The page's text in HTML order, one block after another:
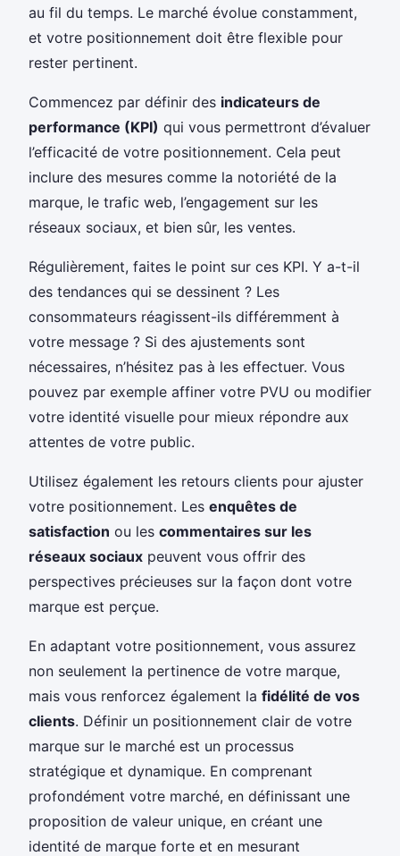
au fil du temps. Le marché évolue constamment,
et votre positionnement doit être flexible pour
rester pertinent.
Commencez par définir des indicateurs de
performance (KPI) qui vous permettront d’évaluer
l’efficacité de votre positionnement. Cela peut
inclure des mesures comme la notoriété de la
marque, le trafic web, l’engagement sur les
réseaux sociaux, et bien sûr, les ventes.
Régulièrement, faites le point sur ces KPI. Y a-t-il
des tendances qui se dessinent ? Les
consommateurs réagissent-ils différemment à
votre message ? Si des ajustements sont
nécessaires, n’hésitez pas à les effectuer. Vous
pouvez par exemple affiner votre PVU ou modifier
votre identité visuelle pour mieux répondre aux
attentes de votre public.
Utilisez également les retours clients pour ajuster
votre positionnement. Les enquêtes de
satisfaction ou les commentaires sur les
réseaux sociaux peuvent vous offrir des
perspectives précieuses sur la façon dont votre
marque est perçue.
En adaptant votre positionnement, vous assurez
non seulement la pertinence de votre marque,
mais vous renforcez également la fidélité de vos
clients. Définir un positionnement clair de votre
marque sur le marché est un processus
stratégique et dynamique. En comprenant
profondément votre marché, en définissant une
proposition de valeur unique, en créant une
identité de marque forte et en mesurant